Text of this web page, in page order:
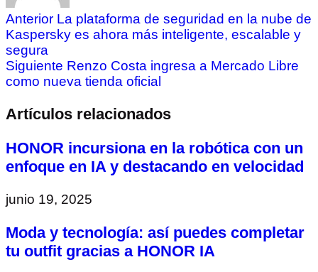
Anterior La plataforma de seguridad en la nube de
Kaspersky es ahora más inteligente, escalable y
segura
Siguiente Renzo Costa ingresa a Mercado Libre
como nueva tienda oficial
Artículos relacionados
HONOR incursiona en la robótica con un
enfoque en IA y destacando en velocidad
junio 19, 2025
Moda y tecnología: así puedes completar
tu outfit gracias a HONOR IA